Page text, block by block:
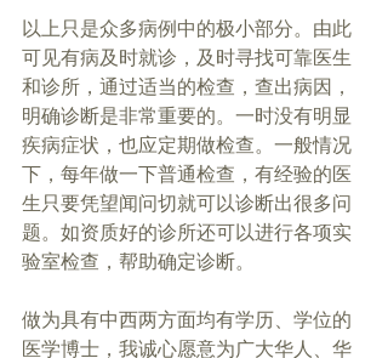
以上只是众多病例中的极小部分。由此
可见有病及时就诊，及时寻找可靠医生
和诊所，通过适当的检查，查出病因，
明确诊断是非常重要的。一时没有明显
疾病症状，也应定期做检查。一般情况
下，每年做一下普通检查，有经验的医
生只要凭望闻问切就可以诊断出很多问
题。如资质好的诊所还可以进行各项实
验室检查，帮助确定诊断。
做为具有中西两方面均有学历、学位的
医学博士，我诚心愿意为广大华人、华